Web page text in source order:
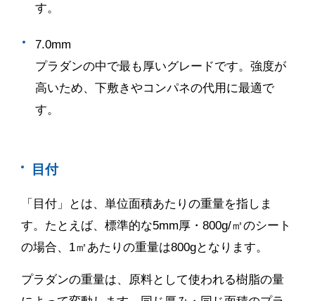
す。
7.0mm
プラダンの中で最も厚いグレードです。強度が
高いため、下敷きやコンパネの代用に最適で
す。
目付
「目付」とは、単位面積あたりの重量を指しま
す。たとえば、標準的な5mm厚・ 800g/㎡のシート
の場合、 1㎡あたりの重量は800gとなります。
プラダンの重量は、原料として使われる樹脂の量